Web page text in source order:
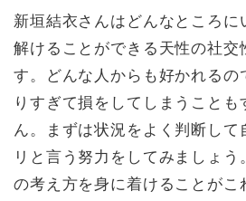
新垣結衣さんはどんなところに
解けることができる天性の社交
す。どんな人からも好かれるの
りすぎて損をしてしまうことも
ん。まずは状況をよく判断して
リと言う努力をしてみましょう
の考え方を身に着けることがこ